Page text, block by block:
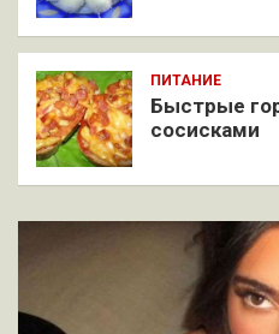
ПИТАНИЕ
Быстрые
сосисками